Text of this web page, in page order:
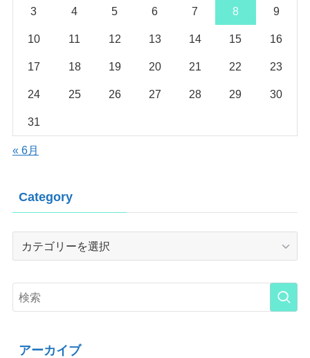
3 4 5 6 7 8 9
10 11 12 13 14 15 16
17 18 19 20 21 22 23
24 25 26 27 28 29 30
31
« 6月
Category
Category
アーカイブ